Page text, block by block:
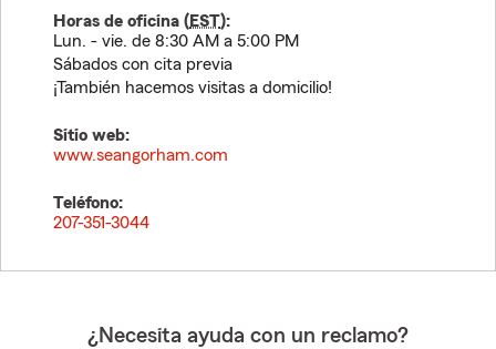
Horas de oficina (EST):
Lun. - vie. de 8:30 AM a 5:00 PM
Sábados con cita previa
¡También hacemos visitas a domicilio!
Sitio web:
www.seangorham.com
Teléfono:
207-351-3044
¿Necesita ayuda con un reclamo?